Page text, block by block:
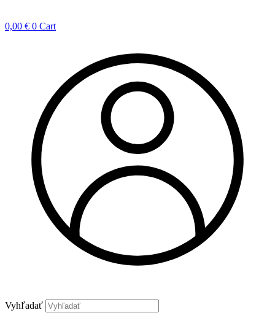
0,00 € 0 Cart
Vyhľadať